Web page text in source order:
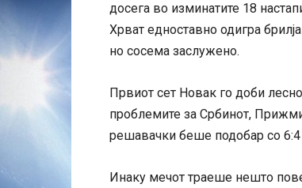
досега во изминатите 18
Хрват едноставно одигра
но сосема заслужено.
Првиот сет Новак го доби
проблемите за Србинот,
решавачки беше подобар со 6:4
Инаку мечот траеше нешто